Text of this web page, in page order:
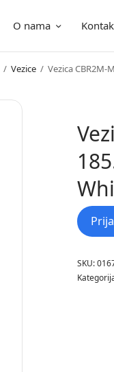
O nama
/ Vezice / Vezica CBR2M-
SKU: